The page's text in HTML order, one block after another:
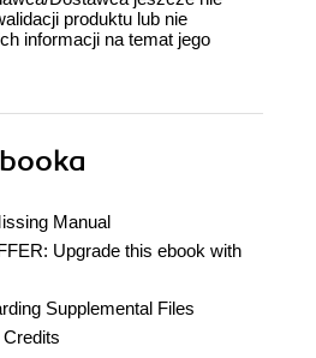
produktu lub nie
informacji na temat jego
Manual
Upgrade this ebook with
Supplemental Files